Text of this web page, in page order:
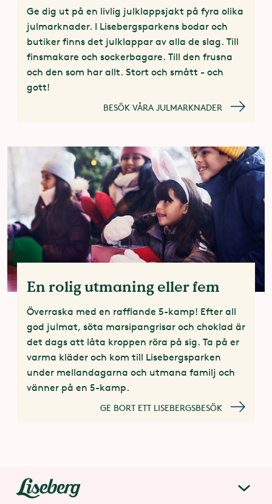
Ge dig ut på en livlig julklappsjakt på fyra olika
julmarknader. I Lisebergsparkens bodar och
butiker finns det julklappar av alla de slag. Till
finsmakare och sockerbagare. Till den frusna
och den som har allt. Stort och smått - och
gott!
BESÖK VÅRA JULMARKNADER
En rolig utmaning eller fem
Överraska med en rafflande 5-kamp! Efter all
god julmat, söta marsipangrisar och choklad är
det dags att låta kroppen röra på sig. Ta på er
varma kläder och kom till Lisebergsparken
under mellandagarna och utmana familj och
vänner på en 5-kamp.
GE BORT ETT LISEBERGSBESÖK